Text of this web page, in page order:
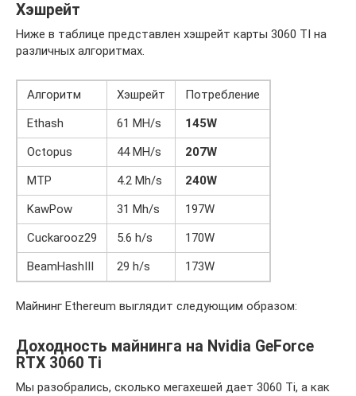
Хэшрейт
Ниже в таблице представлен хэшрейт карты 3060 TI на
различных алгоритмах.
Алгоритм Хэшрейт
Потребление
Ethash
61 MH/s
145W
Octopus
44 MH/s
207W
MTP
4.2 Mh/s
240W
KawPow
31 Mh/s
197W
Cuckarooz29
5.6 h/s
170W
BeamHashIII
29 h/s 173W
Майнинг Ethereum выглядит следующим образом:
Доходность майнинга на Nvidia GeForce
RTX 3060 Ti
Мы разобрались, сколько мегахешей дает 3060 Ti, а как